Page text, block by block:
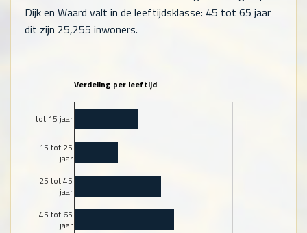
Dijk en Waard valt in de leeftijdsklasse: 45 tot 65 jaar
dit zijn 25,255 inwoners.
Verdeling per leeftijd
tot 15 jaar
15 tot 25
jaar
25 tot 45
jaar
45 tot 65
jaar